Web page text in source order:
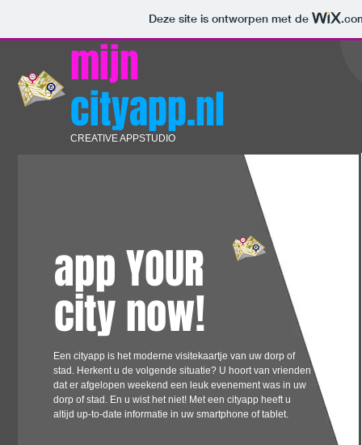
Deze site is ontworpen met de
​mijn
cityapp.nl
CREATIVE APPSTUDIO
app YOUR
city now!
Een cityapp is het moderne visitekaartje van uw dorp of
stad. Herkent u de volgende situatie? U hoort van vrienden
dat er afgelopen weekend een leuk evenement was in uw
dorp of stad. En u wist het niet! Met een cityapp heeft u
altijd up-to-date informatie in uw smartphone of tablet.